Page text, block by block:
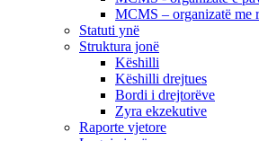
MCMS – organizatë me
Statuti ynë
Struktura jonë
Këshilli
Këshilli drejtues
Bordi i drejtorëve
Zyra ekzekutive
Raporte vjetore